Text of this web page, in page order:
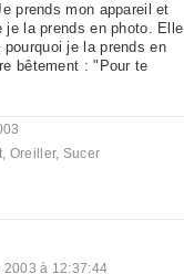
prends mon appareil et
je la prends en photo. Elle
je la prends en
bêtement : "Pour te
, Oreiller, Sucer
2003 à 12:37:44